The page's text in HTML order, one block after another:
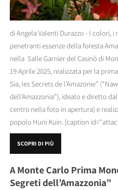
di Angela Valenti Durazzo - I colori, i
penetranti essenze della foresta
nella Salle Garnier del Casinò di
19 Aprile 2025, realizzata per la
Sia, les Secrets de l’Amazonie”
dell’Amazzonia”), ideato e diretto
centro nella foto in apertura) e
popolo Huni Kuin. [caption
SCOPRI DI PIÙ
A Monte Carlo Prima
Segreti dell’Amazzonia”